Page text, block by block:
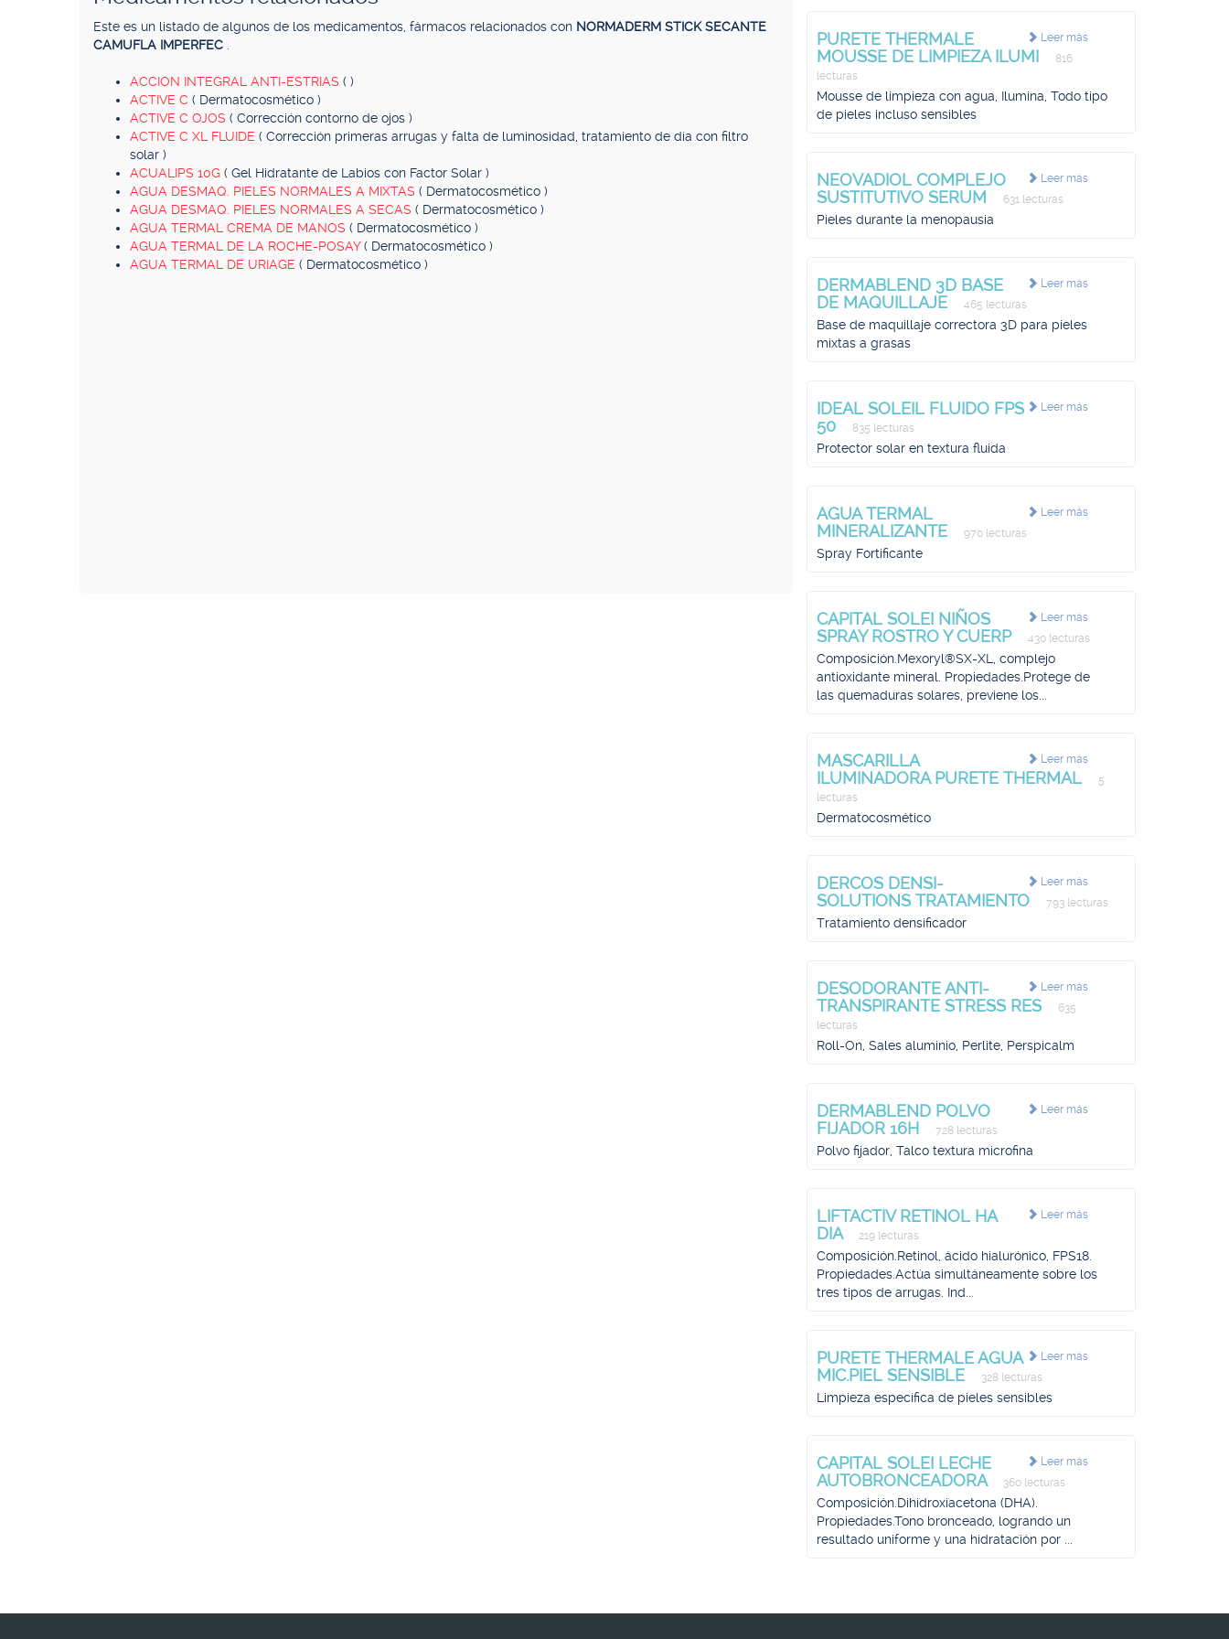
Este es un listado de algunos de los medicamentos, fármacos relacionados con NORMADERM STICK SECANTE
CAMUFLA IMPERFEC
ACCION INTEGRAL ANTI-ESTRIAS ( )
ACTIVE C ( Dermatocosmético )
ACTIVE C OJOS ( Corrección contorno de ojos )
ACTIVE C XL FLUIDE ( Corrección primeras arrugas y falta de luminosidad, tratamiento de día con filtro
solar )
ACUALIPS 10G ( Gel Hidratante de Labios con Factor Solar )
AGUA DESMAQ. PIELES NORMALES A MIXTAS ( Dermatocosmético )
AGUA DESMAQ. PIELES NORMALES A SECAS ( Dermatocosmético )
AGUA TERMAL CREMA DE MANOS ( Dermatocosmético )
AGUA TERMAL DE LA ROCHE-POSAY( Dermatocosmético )
AGUA TERMAL DE URIAGE ( Dermatocosmético )
Leer más
PURETE THERMALE
MOUSSE DE LIMPIEZA ILUMI
816
lecturas
Mousse de limpieza con agua, Ilumina, Todo tipo
de pieles incluso sensibles
Leer más
NEOVADIOL COMPLEJO
SUSTITUTIVO SERUM
631 lecturas
Pieles durante la menopausia
Leer más
DERMABLEND 3D BASE
DE MAQUILLAJE
465 lecturas
Base de maquillaje correctora 3D para pieles
mixtas a grasas
Leer más
IDEAL SOLEIL FLUIDO FPS
50
835 lecturas
Protector solar en textura fluida
Leer más
AGUA TERMAL
MINERALIZANTE
970 lecturas
Spray Fortificante
Leer más
CAPITAL SOLEI NIÑOS
SPRAY ROSTRO Y CUERP
430 lecturas
Composición.Mexoryl®SX-XL, complejo
antioxidante mineral. Propiedades.Protege de
las quemaduras solares, previene los...
Leer más
MASCARILLA
ILUMINADORA PURETE THERMAL
5
lecturas
Dermatocosmético
Leer más
DERCOS DENSI-
SOLUTIONS TRATAMIENTO
793 lecturas
Tratamiento densificador
Leer más
DESODORANTE ANTI-
TRANSPIRANTE STRESS RES
635
lecturas
Roll-On, Sales aluminio, Perlite, Perspicalm
Leer más
DERMABLEND POLVO
FIJADOR 16H
728 lecturas
Polvo fijador, Talco textura microfina
Leer más
LIFTACTIV RETINOL HA
DIA
219 lecturas
Composición.Retinol, ácido hialurónico, FPS18.
Propiedades.Actúa simultáneamente sobre los
tres tipos de arrugas. Ind...
Leer más
PURETE THERMALE AGUA
MIC.PIEL SENSIBLE
328 lecturas
Limpieza específica de pieles sensibles
Leer más
CAPITAL SOLEI LECHE
AUTOBRONCEADORA
360 lecturas
Composición.Dihidroxiacetona (DHA).
Propiedades.Tono bronceado, logrando un
resultado uniforme y una hidratación por ...